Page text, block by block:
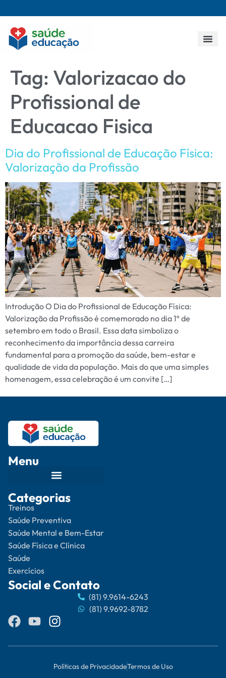
Tag: Valorizacao do
Profissional de
Educacao Fisica
Dia do Profissional de Educação Física:
Valorização da Profissão
Introdução O Dia do Profissional de Educação Física:
Valorização da Profissão é comemorado no dia 1º de
setembro em todo o Brasil. Essa data simboliza o
reconhecimento da importância dessa carreira
fundamental para a promoção da saúde, bem-estar e
qualidade de vida da população. Mais do que uma simples
homenagem, essa celebração é um convite […]
Menu
Categorias
Treinos
Saúde Preventiva
Saúde Mental e Bem-Estar
Saúde Física e Clínica
Saúde
Exercícios
Social e Contato
(81) 9.9614-6243
(81) 9.9692-8782
Políticas de PrivacidadeTermos de Uso